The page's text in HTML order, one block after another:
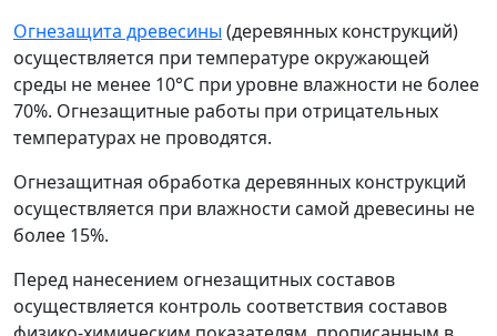
Огнезащита древесины (деревянных конструкций)
осуществляется при температуре окружающей
среды не менее 10°С при уровне влажности не более
70%. Огнезащитные работы при отрицательных
температурах не проводятся.
Огнезащитная обработка деревянных конструкций
осуществляется при влажности самой древесины не
более 15%.
Перед нанесением огнезащитных составов
осуществляется контроль соответствия составов